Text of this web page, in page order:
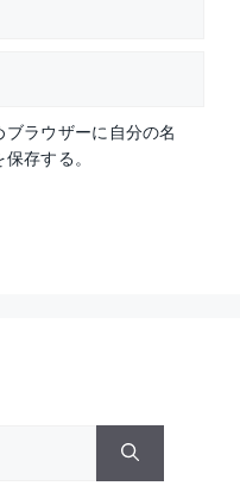
ラウザーに自分の名
存する。